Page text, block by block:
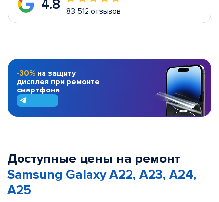
4.8 83 512 отзывов
-30% на защиту
дисплея при ремонте
смартфона
Доступные цены на ремонт
Samsung Galaxy A22, A23, A24,
A25